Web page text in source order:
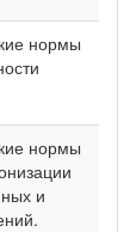
нормы
нормы
и